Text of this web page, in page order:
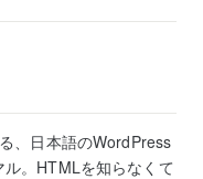
、日本語のWordPress
。HTMLを知らなくて